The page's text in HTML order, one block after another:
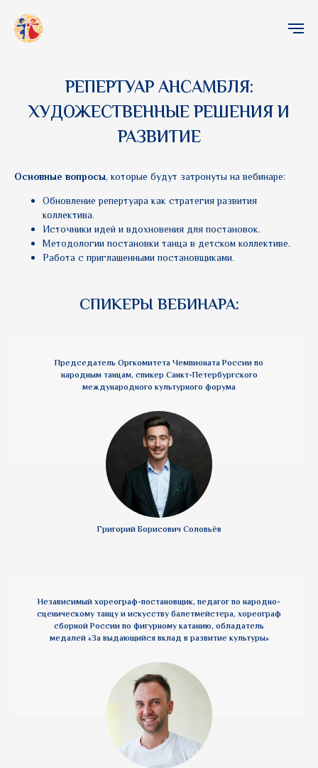
РЕПЕРТУАР АНСАМБЛЯ:
ХУДОЖЕСТВЕННЫЕ РЕШЕНИЯ И
РАЗВИТИЕ
Основные вопросы, которые будут затронуты на вебинаре:
Обновление репертуара как стратегия развития
коллектива.
Источники идей и вдохновения для постановок.
Методологии постановки танца в детском коллективе.
Работа с приглашенными постановщиками.
CПИКЕРЫ ВЕБИНАРА:
Председатель Оргкомитета Чемпионата России по
народным танцам, спикер Санкт-Петербургского
международного культурного форума
Григорий Борисович Соловьёв
Независимый хореограф-постановщик, педагог по народно-
сценическому танцу и искусству балетмейстера, хореограф
сборной России по фигурному катанию, обладатель
медалей «За выдающийся вклад в развитие культуры»